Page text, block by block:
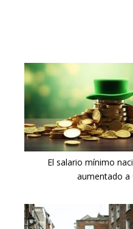
El salario mínimo
aumentado a